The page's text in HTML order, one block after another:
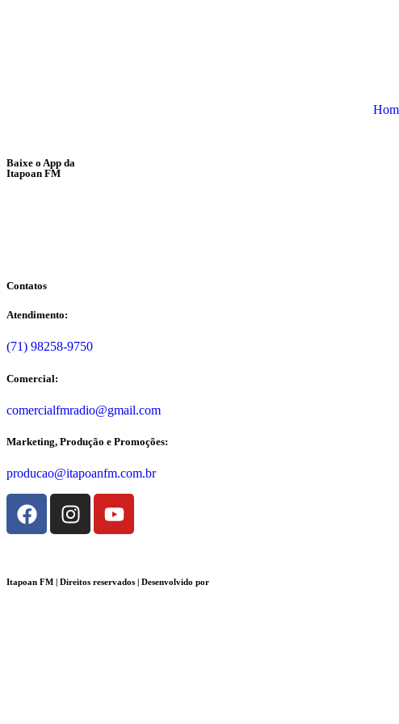
Baixe o App da
Itapoan FM
Contatos
Atendimento:
(71) 98258-9750
Comercial:
comercialfmradio@gmail.com
Marketing, Produção e Promoções:
producao@itapoanfm.com.br
Itapoan FM | Direitos reservados | Desenvolvido por